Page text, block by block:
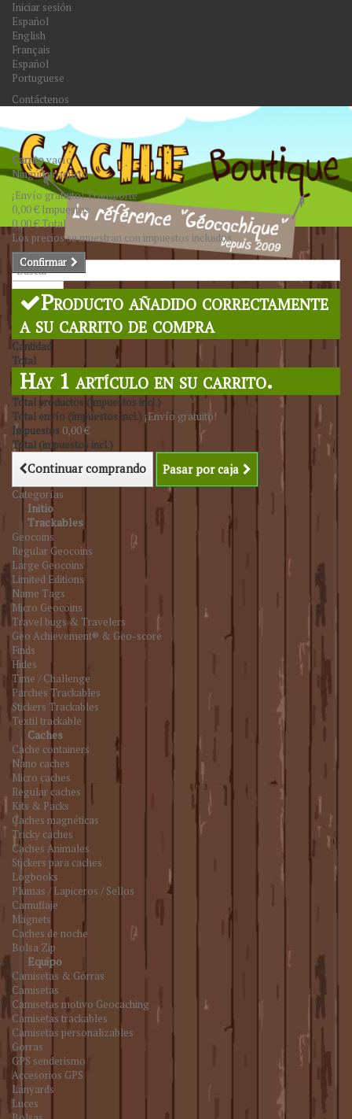
Iniciar sesión
Español
English
Français
Español
Portuguese
Contáctenos
Buscar
Carritovacío
Ningún producto
¡Envío gratuito!Transporte
0,00 € Impuestos
0,00 €Total
Los precios se muestran con impuestos incluidos
Confirmar
Producto añadido correctamente
a su carrito de compra
Cantidad
Total
Hay 1 artículo en su carrito.
Total productos (impuestos incl.)
Total envío (impuestos incl.) ¡Envío gratuito!
Impuestos 0,00 €
Total (impuestos incl.)
Continuar comprando Pasar por caja
Categorías
Initio
Trackables
Geocoins
Regular Geocoins
Large Geocoins
Limited Editions
Name Tags
Micro Geocoins
Travel bugs & Travelers
Geo Achievement® & Geo-score
Finds
Hides
Time / Challenge
Parches Trackables
Stickers Trackables
Textil trackable
Caches
Cache containers
Nano caches
Micro caches
Regular caches
Kits & Packs
Caches magnéticas
Tricky caches
Caches Animales
Stickers para caches
Logbooks
Plumas / Lapiceros / Sellos
Camuflaje
Magnets
Caches de noche
Bolsa Zip
Equipo
Camisetas & Gorras
Camisetas
Camisetas motivo Geocaching
Camisetas trackables
Camisetas personalizables
Gorras
GPS senderismo
Accesorios GPS
Lanyards
Luces